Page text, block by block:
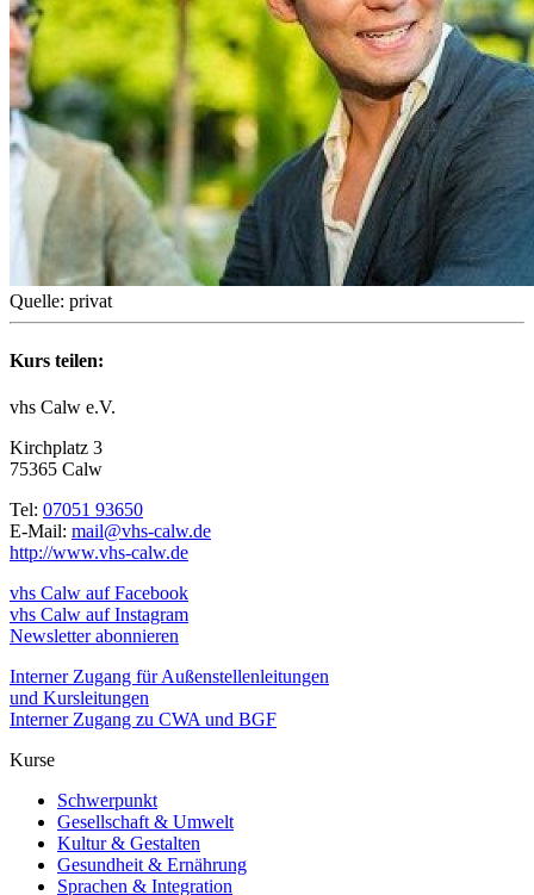
Quelle: privat
Kurs teilen:
vhs Calw e.V.
Kirchplatz 3
75365 Calw
Tel: 07051 93650
E-Mail: mail@vhs-calw.de
http://www.vhs-calw.de
vhs Calw auf Facebook
vhs Calw auf Instagram
Newsletter abonnieren
Interner Zugang für Außenstellenleitungen
und Kursleitungen
Interner Zugang zu CWA und BGF
Kurse
Schwerpunkt
Gesellschaft & Umwelt
Kultur & Gestalten
Gesundheit & Ernährung
Sprachen & Integration